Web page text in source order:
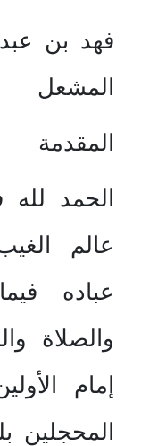
فهد بن
المشعل
المقدمة
الحمد
عالم
عباده
والصلاة
إمام
المحجلين